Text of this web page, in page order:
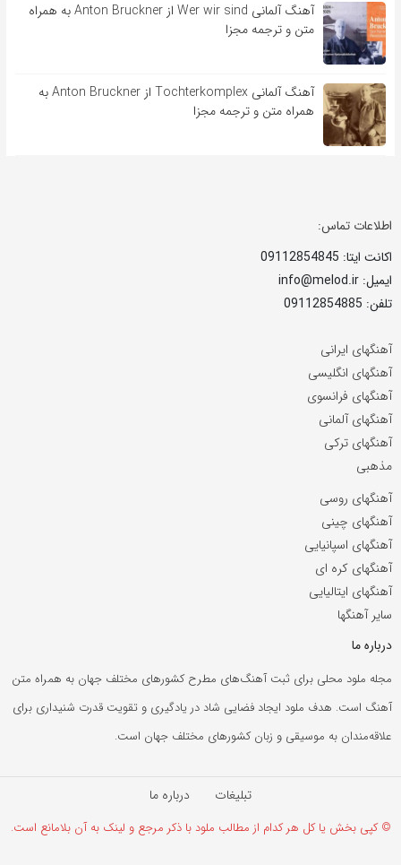
آهنگ آلمانی Wer wir sind از Anton Bruckner به همراه
متن و ترجمه مجزا
آهنگ آلمانی Tochterkomplex از Anton Bruckner به
همراه متن و ترجمه مجزا
اطلاعات تماس:
اکانت ایتا: 09112854845
ایمیل: info@melod.ir
تلفن: 09112854885
آهنگهای ایرانی
آهنگهای انگلیسی
آهنگهای فرانسوی
آهنگهای آلمانی
آهنگهای ترکی
مذهبی
آهنگهای روسی
آهنگهای چینی
آهنگهای اسپانیایی
آهنگهای کره ای
آهنگهای ایتالیایی
سایر آهنگها
درباره ما
مجله ملود محلی برای ثبت آهنگ‌های مطرح کشورهای مختلف جهان به همراه متن
آهنگ است. هدف ملود ایجاد فضایی شاد در یادگیری و تقویت قدرت شنیداری برای
علاقه‌مندان به موسیقی و زبان کشورهای مختلف جهان است.
تبلیغات درباره ما
© کپی بخش یا کل هر کدام از مطالب ملود با ذکر مرجع و لینک به آن بلامانع است.